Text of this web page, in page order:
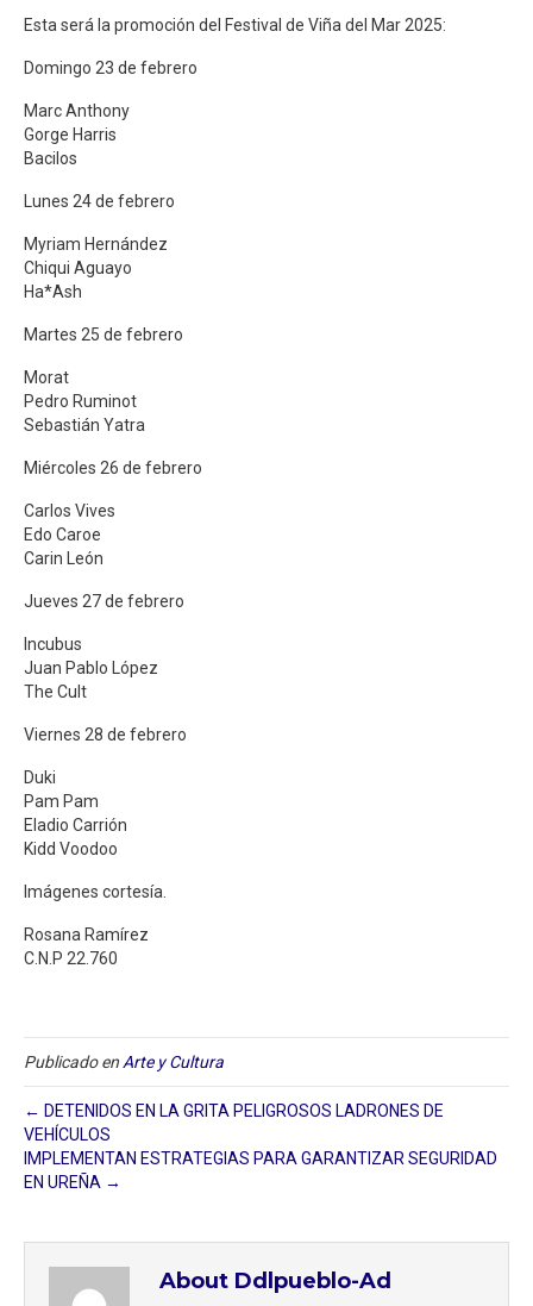
Esta será la promoción del Festival de Viña del Mar 2025:
Domingo 23 de febrero
Marc Anthony
Gorge Harris
Bacilos
Lunes 24 de febrero
Myriam Hernández
Chiqui Aguayo
Ha*Ash
Martes 25 de febrero
Morat
Pedro Ruminot
Sebastián Yatra
Miércoles 26 de febrero
Carlos Vives
Edo Caroe
Carin León
Jueves 27 de febrero
Incubus
Juan Pablo López
The Cult
Viernes 28 de febrero
Duki
Pam Pam
Eladio Carrión
Kidd Voodoo
Imágenes cortesía.
Rosana Ramírez
C.N.P 22.760
Publicado en Arte y Cultura
← DETENIDOS EN LA GRITA PELIGROSOS LADRONES DE
VEHÍCULOS
IMPLEMENTAN ESTRATEGIAS PARA GARANTIZAR SEGURIDAD
EN UREÑA →
About Ddlpueblo-Ad